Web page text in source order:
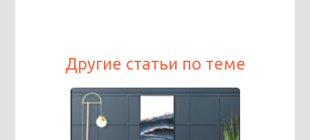
Другие статьи по теме